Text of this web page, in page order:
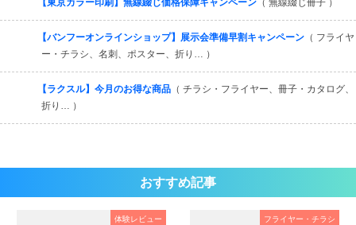
【東京カラー印刷】無線綴じ価格保障キャンペーン （ 無線綴じ冊子 ）
【バンフーオンラインショップ】展示会準備早割キャンペーン （ フライヤ
ー・チラシ、名刺、ポスター、折り… ）
【ラクスル】今月のお得な商品 （ チラシ・フライヤー、冊子・カタログ、
折り… ）
おすすめ記事
体験レビュー フライヤー・チラシ